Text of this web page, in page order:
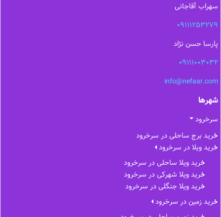
سهراب آقاجانی
09111253279
پارسا حسن نژاد
09111003032
info@nefaar.com
شهرها
سرخرود
خرید برج ساحلی در سرخرود
خرید ویلا در سرخرود
خرید ویلا ساحلی در سرخرود
خرید ویلا شهرکی در سرخرود
خرید ویلا جنگلی در سرخرود
خرید زمین در سرخرود